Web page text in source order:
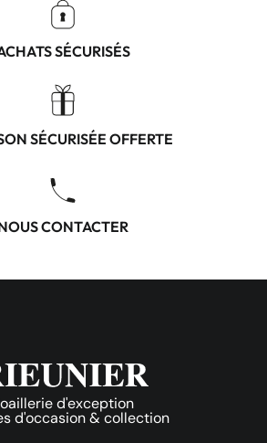
SÉCURISÉS
SÉCURISÉE OFFERTE
CONTACTER
d'exception
d'occasion & collection